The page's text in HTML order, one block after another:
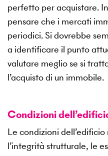
perfetto per acquistare.
pensare che i mercati
periodici. Si dovrebbe
a identificare il punto
valutare meglio se si
l’acquisto di un immobile.
Condizioni
Le condizioni
l’integrità strutturale, le